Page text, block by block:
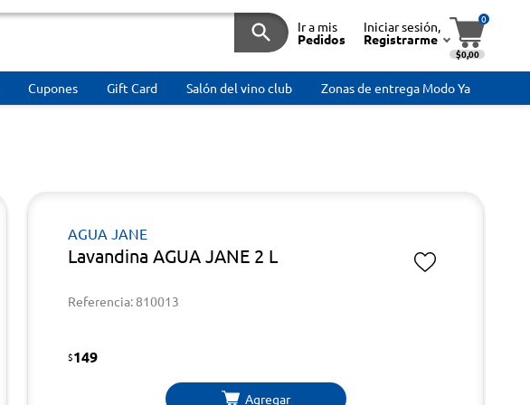
Ir a mis
Pedidos
Iniciar sesión,
Registrarme
0
$0,00
Cupones Gift Card Salón del vino club Zonas de entrega Modo Ya
AGUA JANE
Lavandina AGUA JANE 2 L
Referencia: 810013
$149
Agregar